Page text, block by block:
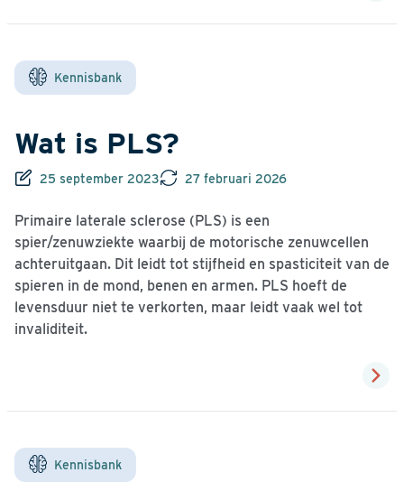
Kennisbank
Wat is PLS?
25 september 2023 27 februari 2026
Primaire laterale sclerose (PLS) is een
spier/zenuwziekte waarbij de motorische zenuwcellen
achteruitgaan. Dit leidt tot stijfheid en spasticiteit van de
spieren in de mond, benen en armen. PLS hoeft de
levensduur niet te verkorten, maar leidt vaak wel tot
invaliditeit.
Kennisbank